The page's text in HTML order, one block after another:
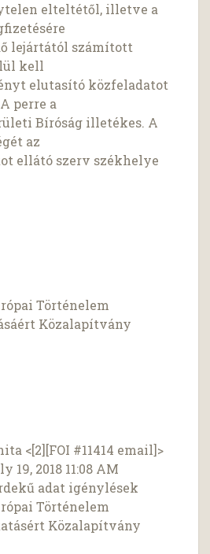
elteltétől, illetve a
lejártától számított
kell
elutasító közfeladatot
perre a
Bíróság illetékes. A
az
ellátó szerv székhelye
Történelem
Közalapítvány
<[2][FOI #11414 email]>
19, 2018 11:08 AM
adat igénylések
Történelem
Közalapítvány